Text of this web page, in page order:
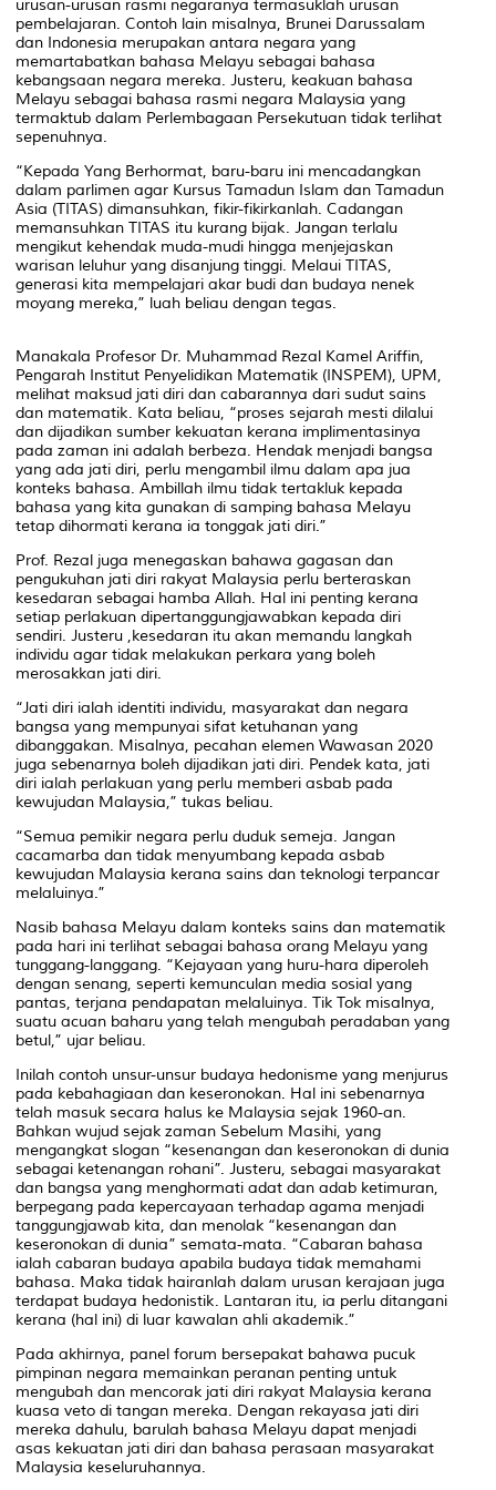
urusan-urusan rasmi negaranya termasuklah urusan
pembelajaran. Contoh lain misalnya, Brunei Darussalam
dan Indonesia merupakan antara negara yang
memartabatkan bahasa Melayu sebagai bahasa
kebangsaan negara mereka. Justeru, keakuan bahasa
Melayu sebagai bahasa rasmi negara Malaysia yang
termaktub dalam Perlembagaan Persekutuan tidak terlihat
sepenuhnya.
“Kepada Yang Berhormat, baru-baru ini mencadangkan
dalam parlimen agar Kursus Tamadun Islam dan Tamadun
Asia (TITAS) dimansuhkan, fikir-fikirkanlah. Cadangan
memansuhkan TITAS itu kurang bijak. Jangan terlalu
mengikut kehendak muda-mudi hingga menjejaskan
warisan leluhur yang disanjung tinggi. Melaui TITAS,
generasi kita mempelajari akar budi dan budaya nenek
moyang mereka,” luah beliau dengan tegas.
Manakala Profesor Dr. Muhammad Rezal Kamel Ariffin,
Pengarah Institut Penyelidikan Matematik (INSPEM), UPM,
melihat maksud jati diri dan cabarannya dari sudut sains
dan matematik. Kata beliau, “proses sejarah mesti dilalui
dan dijadikan sumber kekuatan kerana implimentasinya
pada zaman ini adalah berbeza. Hendak menjadi bangsa
yang ada jati diri, perlu mengambil ilmu dalam apa jua
konteks bahasa. Ambillah ilmu tidak tertakluk kepada
bahasa yang kita gunakan di samping bahasa Melayu
tetap dihormati kerana ia tonggak jati diri.”
Prof. Rezal juga menegaskan bahawa gagasan dan
pengukuhan jati diri rakyat Malaysia perlu berteraskan
kesedaran sebagai hamba Allah. Hal ini penting kerana
setiap perlakuan dipertanggungjawabkan kepada diri
sendiri. Justeru ,kesedaran itu akan memandu langkah
individu agar tidak melakukan perkara yang boleh
merosakkan jati diri.
“Jati diri ialah identiti individu, masyarakat dan negara
bangsa yang mempunyai sifat ketuhanan yang
dibanggakan. Misalnya, pecahan elemen Wawasan 2020
juga sebenarnya boleh dijadikan jati diri. Pendek kata, jati
diri ialah perlakuan yang perlu memberi asbab pada
kewujudan Malaysia,” tukas beliau.
“Semua pemikir negara perlu duduk semeja. Jangan
cacamarba dan tidak menyumbang kepada asbab
kewujudan Malaysia kerana sains dan teknologi terpancar
melaluinya.”
Nasib bahasa Melayu dalam konteks sains dan matematik
pada hari ini terlihat sebagai bahasa orang Melayu yang
tunggang-langgang. “Kejayaan yang huru-hara diperoleh
dengan senang, seperti kemunculan media sosial yang
pantas, terjana pendapatan melaluinya. Tik Tok misalnya,
suatu acuan baharu yang telah mengubah peradaban yang
betul,” ujar beliau.
Inilah contoh unsur-unsur budaya hedonisme yang menjurus
pada kebahagiaan dan keseronokan. Hal ini sebenarnya
telah masuk secara halus ke Malaysia sejak 1960-an.
Bahkan wujud sejak zaman Sebelum Masihi, yang
mengangkat slogan “kesenangan dan keseronokan di dunia
sebagai ketenangan rohani”. Justeru, sebagai masyarakat
dan bangsa yang menghormati adat dan adab ketimuran,
berpegang pada kepercayaan terhadap agama menjadi
tanggungjawab kita, dan menolak “kesenangan dan
keseronokan di dunia” semata-mata. “Cabaran bahasa
ialah cabaran budaya apabila budaya tidak memahami
bahasa. Maka tidak hairanlah dalam urusan kerajaan juga
terdapat budaya hedonistik. Lantaran itu, ia perlu ditangani
kerana (hal ini) di luar kawalan ahli akademik.”
Pada akhirnya, panel forum bersepakat bahawa pucuk
pimpinan negara memainkan peranan penting untuk
mengubah dan mencorak jati diri rakyat Malaysia kerana
kuasa veto di tangan mereka. Dengan rekayasa jati diri
mereka dahulu, barulah bahasa Melayu dapat menjadi
asas kekuatan jati diri dan bahasa perasaan masyarakat
Malaysia keseluruhannya.